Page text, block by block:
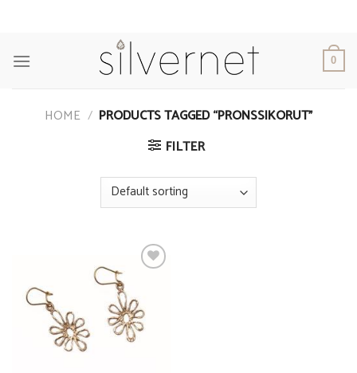
0
HOME / PRODUCTS TAGGED “PRONSSIKORUT”
FILTER
Add to
Wishlist